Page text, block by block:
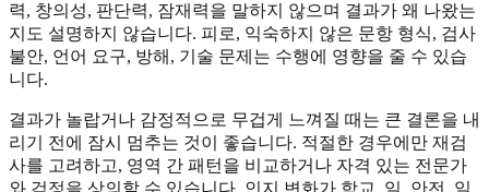
력, 창의성, 판단력, 잠재력을 말하지 않으며 결과가 왜 나왔는
지도 설명하지 않습니다. 피로, 익숙하지 않은 문항 형식, 검사
불안, 언어 요구, 방해, 기술 문제는 수행에 영향을 줄 수 있습
니다.
결과가 놀랍거나 감정적으로 무겁게 느껴질 때는 큰 결론을 내
리기 전에 잠시 멈추는 것이 좋습니다. 적절한 경우에만 재검
사를 고려하고, 영역 간 패턴을 비교하거나 자격 있는 전문가